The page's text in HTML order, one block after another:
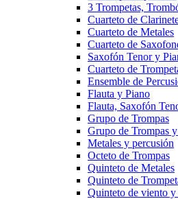
3 Trompetas,
Cuarteto de
Cuarteto de Metales
Cuarteto de
Saxofón Tenor y
Cuarteto de
Ensemble de
Flauta y Piano
Flauta, Saxofón
Grupo de Trompas
Grupo de Trompas
Metales y percusión
Octeto de Trompas
Quinteto de Metales
Quinteto de
Quinteto de viento y